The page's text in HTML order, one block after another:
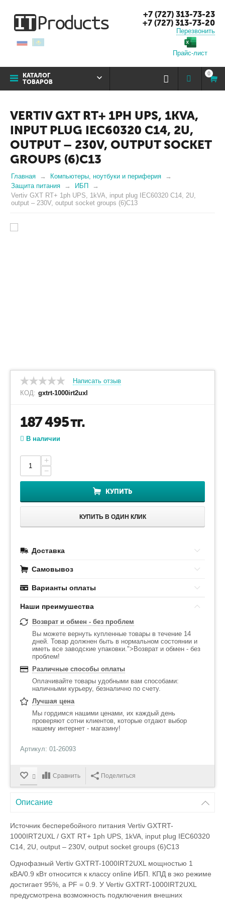
+7 (727) 313-73-23
+7 (727) 313-73-20
Перезвонить
Прайс-лист
КАТАЛОГ
ТОВАРОВ
0
VERTIV GXT RT+ 1PH UPS, 1KVA,
INPUT PLUG IEC60320 C14, 2U,
OUTPUT – 230V, OUTPUT SOCKET
GROUPS (6)C13
Главная
Компьютеры, ноутбуки и периферия
Защита питания
ИБП
Vertiv GXT RT+ 1ph UPS, 1kVA, input plug IEC60320 C14, 2U,
output – 230V, output socket groups (6)C13
Написать отзыв
КОД: gxtrt-1000irt2uxl
187 495тг.
В наличии
+
−
КУПИТЬ
КУПИТЬ В ОДИН КЛИК
Доставка
Самовывоз
Варианты оплаты
Наши преимушества
Возврат и обмен - без проблем
Вы можете вернуть купленные товары в течение 14
дней. Товар должнен быть в нормальном состоянии и
иметь все заводские упаковки.">Возврат и обмен - без
проблем!
Различные способы оплаты
Оплачивайте товары удобными вам способами:
наличными курьеру, безналично по счету.
Лучшая цена
Мы гордимся нашими ценами, их каждый день
проверяют сотни клиентов, которые отдают выбор
нашему интернет - магазину!
Артикул: 01-26093
Сравнить Поделиться
Описание
Источник бесперебойного питания Vertiv GXTRT-
1000IRT2UXL / GXT RT+ 1ph UPS, 1kVA, input plug IEC60320
C14, 2U, output – 230V, output socket groups (6)C13
Однофазный Vertiv GXTRT-1000IRT2UXL мощностью 1
кВА/0.9 кВт относится к классу online ИБП. КПД в эко режиме
достигает 95%, а PF = 0.9. У Vertiv GXTRT-1000IRT2UXL
предусмотрена возможность подключения внешних